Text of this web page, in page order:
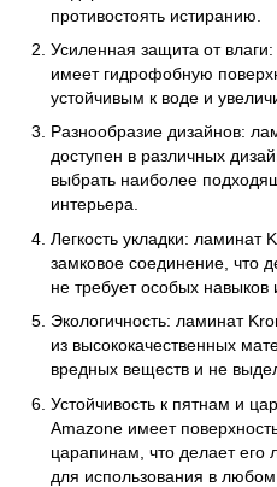
противостоять истиранию.
Усиленная защита от
имеет гидрофобную
устойчивым к воде и
Разнообразие дизайнов:
доступен в различных
выбрать наиболее
интерьера.
Легкость укладки: ламинат
замковое соединение, что
не требует особых навыков
Экологичность: ламинат
из высококачественных
вредных веществ и не
Устойчивость к пятнам и
Amazone имеет
царапинам, что делает его
для использования в